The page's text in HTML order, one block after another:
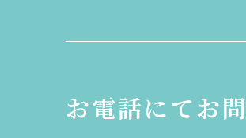
お電話にてお